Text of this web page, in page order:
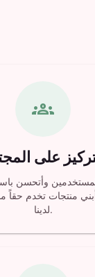
groups
على
وأتحسن
منتجات تخدم حقاً
لدينا.